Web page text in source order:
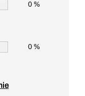
0 %
0 %